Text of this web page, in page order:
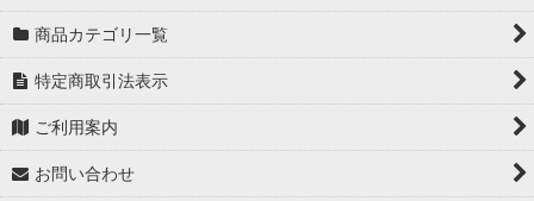
商品カテゴリ一覧
特定商取引法表示
ご利用案内
お問い合わせ